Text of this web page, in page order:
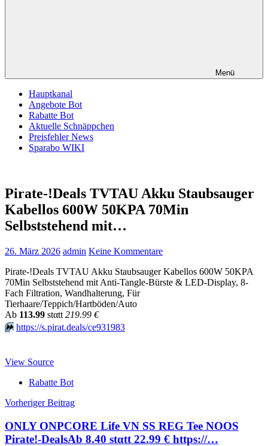
Menü
Hauptkanal
Angebote Bot
Rabatte Bot
Aktuelle Schnäppchen
Preisfehler News
Sparabo WIKI
Pirate-!Deals TVTAU Akku Staubsauger
Kabellos 600W 50KPA 70Min
Selbststehend mit…
26. März 2026 admin Keine Kommentare
Pirate-!Deals TVTAU Akku Staubsauger Kabellos 600W 50KPA
70Min Selbststehend mit Anti-Tangle-Bürste & LED-Display, 8-
Fach Filtration, Wandhalterung, Für
Tierhaare/Teppich/Hartböden/Auto
Аb 113.99 stαtt 219.99 €
⏩️ https://s.pirat.deals/ce931983
View Source
Rabatte Bot
Beitragsnavigation
Vorheriger Beitrag
ONLY ONPCORE Life VN SS REG Tee NOOS
Pirate!-DealsАb 8.40 stαtt 22.99 € https://…